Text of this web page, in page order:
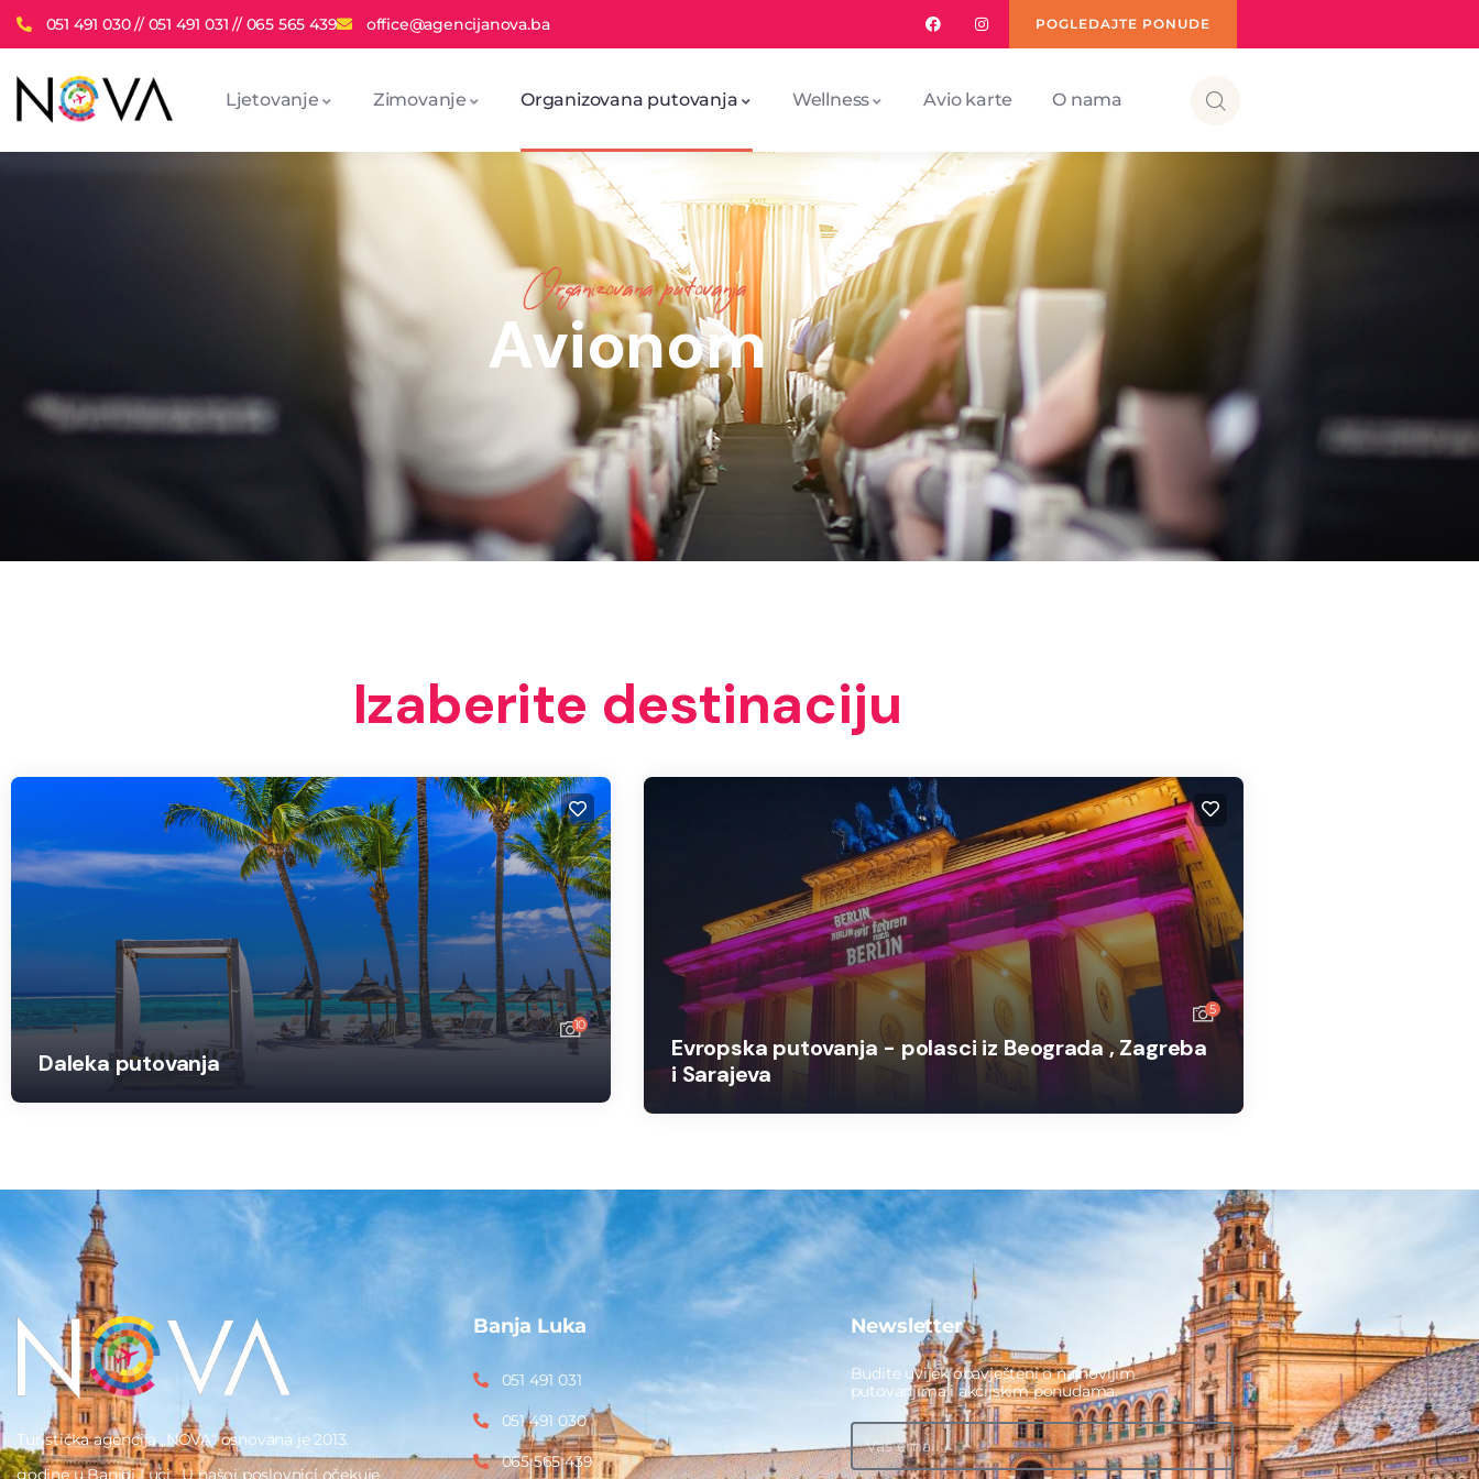
051 491 030 // 051 491 031 // 065 565 439 office@agencijanova.ba POGLEDAJTE PONUDE
Ljetovanje Zimovanje Organizovana putovanja Wellness Avio karte O nama
Organizovana putovanja
Avionom
Izaberite destinaciju
10
Daleka putovanja
5
Evropska putovanja - polasci iz Beograda , Zagreba
i Sarajeva
Turistička agencija „NOVA“ osnovana je 2013.
godine u Banjoj Luci. U našoj poslovnici očekuje
Banja Luka
051 491 031
051 491 030
065 565 439
Newsletter
Budite uvijek obavješteni o najnovijim
putovanjima i akcijskim ponudama.